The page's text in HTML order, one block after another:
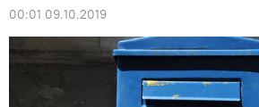
00:01 09.10.2019